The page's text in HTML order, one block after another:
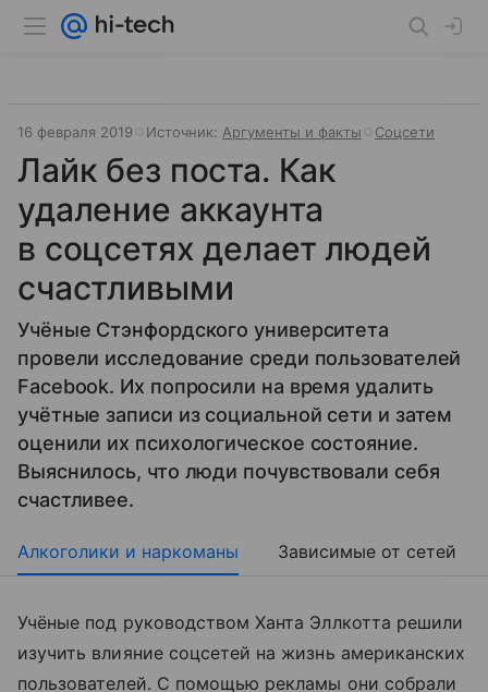
16 февраля 2019 Источник: Аргументы и факты Соцсети
Лайк без поста. Как
удаление аккаунта
в соцсетях делает людей
счастливыми
Учёные Стэнфордского университета
провели исследование среди пользователей
Facebook. Их попросили на время удалить
учётные записи из социальной сети и затем
оценили их психологическое состояние.
Выяснилось, что люди почувствовали себя
счастливее.
Алкоголики и наркоманы Зависимые от сетей
Учёные под руководством Ханта Эллкотта решили
изучить влияние соцсетей на жизнь американских
пользователей. С помощью рекламы они собрали